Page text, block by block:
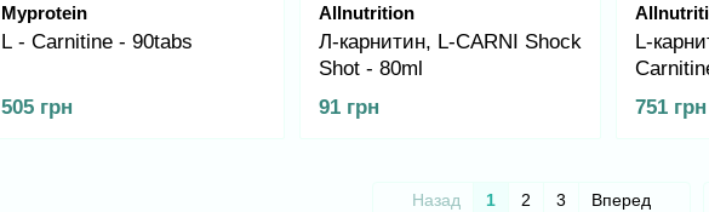
Myprotein
L - Carnitine - 90tabs
505 грн
Allnutrition
Л-карнитин, L-CARNI Shock
Shot - 80ml
91 грн
L-
веса
751 грн
Назад 1 2 3 Вперед